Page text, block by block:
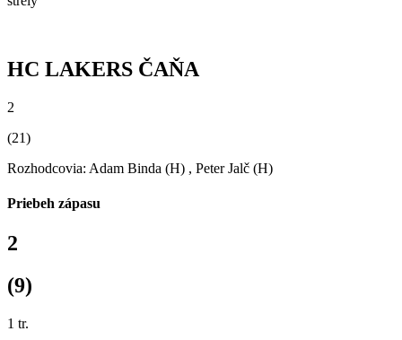
HC LAKERS ČAŇA
2
(21)
Rozhodcovia: Adam Binda (H) , Peter Jalč (H)
Priebeh zápasu
2
(9)
1 tr.